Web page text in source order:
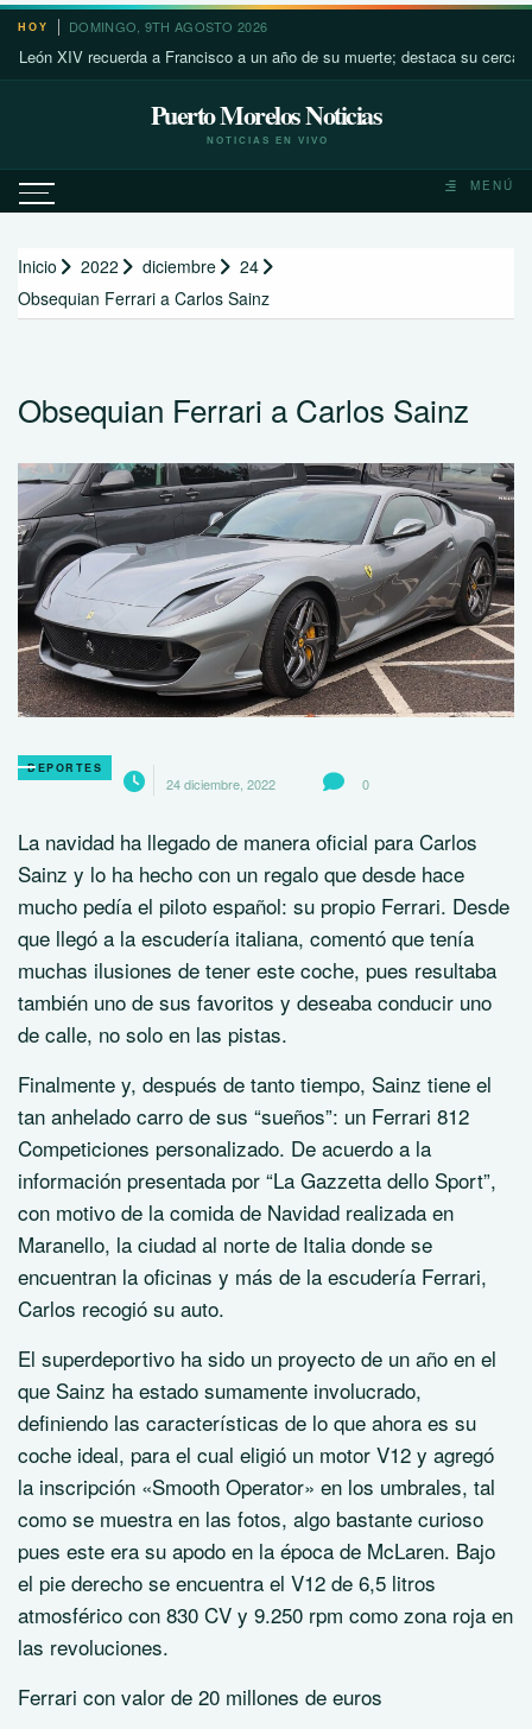
Saltar
contenido
HOY DOMINGO, 9TH AGOSTO 2026
XIV recuerda a Francisco a un año de su muerte; destaca su cercanía con
Puerto Morelos Noticias
NOTICIAS EN VIVO
MENÚ
Inicio 2022 diciembre
24
Obsequian Ferrari a Carlos Sainz
Obsequian Ferrari a Carlos Sainz
DEPORTES
24 diciembre, 2022 0
La navidad ha llegado de manera oficial para Carlos
Sainz y lo ha hecho con un regalo que desde hace
mucho pedía el piloto español: su propio Ferrari. Desde
que llegó a la escudería italiana, comentó que tenía
muchas ilusiones de tener este coche, pues resultaba
también uno de sus favoritos y deseaba conducir uno
de calle, no solo en las pistas.
Finalmente y, después de tanto tiempo, Sainz tiene el
tan anhelado carro de sus “sueños”: un Ferrari 812
Competiciones personalizado. De acuerdo a la
información presentada por “La Gazzetta dello Sport”,
con motivo de la comida de Navidad realizada en
Maranello, la ciudad al norte de Italia donde se
encuentran la oficinas y más de la escudería Ferrari,
Carlos recogió su auto.
El superdeportivo ha sido un proyecto de un año en el
que Sainz ha estado sumamente involucrado,
definiendo las características de lo que ahora es su
coche ideal, para el cual eligió un motor V12 y agregó
la inscripción «Smooth Operator» en los umbrales, tal
como se muestra en las fotos, algo bastante curioso
pues este era su apodo en la época de McLaren. Bajo
el pie derecho se encuentra el V12 de 6,5 litros
atmosférico con 830 CV y 9.250 rpm como zona roja en
las revoluciones.
Ferrari con valor de 20 millones de euros